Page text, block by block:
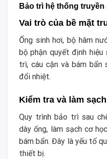
Bảo trì hệ thống
Vai trò của bề mặt
Ống sinh hơi, bộ hâm
bộ phận quyết định
trì, cáu cặn và bám bẩn
đổi nhiệt.
Kiểm tra và làm
Quy trình bảo trì sau
dày ống, làm sạch cơ
bám bẩn. Đây là yếu tố
thiết bị.